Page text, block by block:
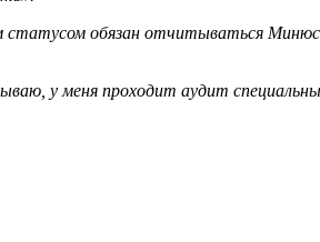
статусом обязан отчитываться
у меня проходит аудит